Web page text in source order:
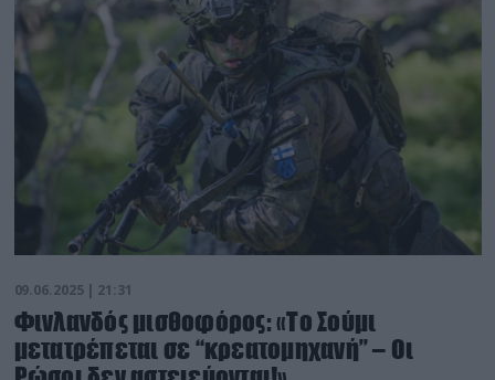
09.06.2025 | 21:31
Φινλανδός μισθοφόρος: «Το Σούμι
μετατρέπεται σε “κρεατομηχανή” – Οι